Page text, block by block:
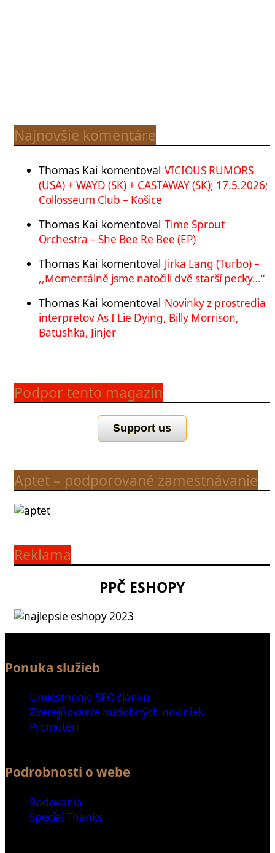
Najnovšie komentáre
Thomas Kai komentoval VICIOUS RUMORS
(USA) + WAYD (SK) + CASTAWAY (SK); 17.5.2026;
Collosseum Club – Košice
Thomas Kai komentoval Time Sprout
Orchestra – She Bee Re Bee (EP)
Thomas Kai komentoval Jirka Lang (Turbo) –
,,Momentálně jsme natočili dvě starší pecky…“
Thomas Kai komentoval Novinky z prostredia
interpretov As I Lie Dying, Billy Morrison,
Batushka, Jinjer
Podpor tento magazín
Support us
Aptet – podporované zamestnávanie
Reklama
PPČ ESHOPY
Ponuka služieb
Umiestnenie SEO článku
Zverejňovanie hudobných noviniek
Promotéri
Podrobnosti o webe
Bodovania
Special Thanks